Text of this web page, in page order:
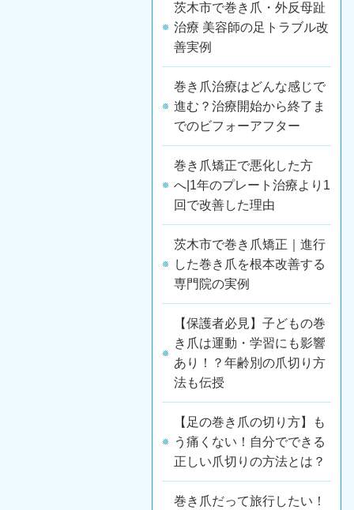
茨木市で巻き爪・外反母趾
治療 美容師の足トラブル改
善実例
巻き爪治療はどんな感じで
進む？治療開始から終了ま
でのビフォーアフター
巻き爪矯正で悪化した方
へ|1年のプレート治療より1
回で改善した理由
茨木市で巻き爪矯正｜進行
した巻き爪を根本改善する
専門院の実例
【保護者必見】子どもの巻
き爪は運動・学習にも影響
あり！？年齢別の爪切り方
法も伝授
【足の巻き爪の切り方】も
う痛くない！自分でできる
正しい爪切りの方法とは？
巻き爪だって旅行したい！